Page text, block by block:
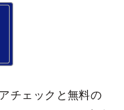
チェックと無料の